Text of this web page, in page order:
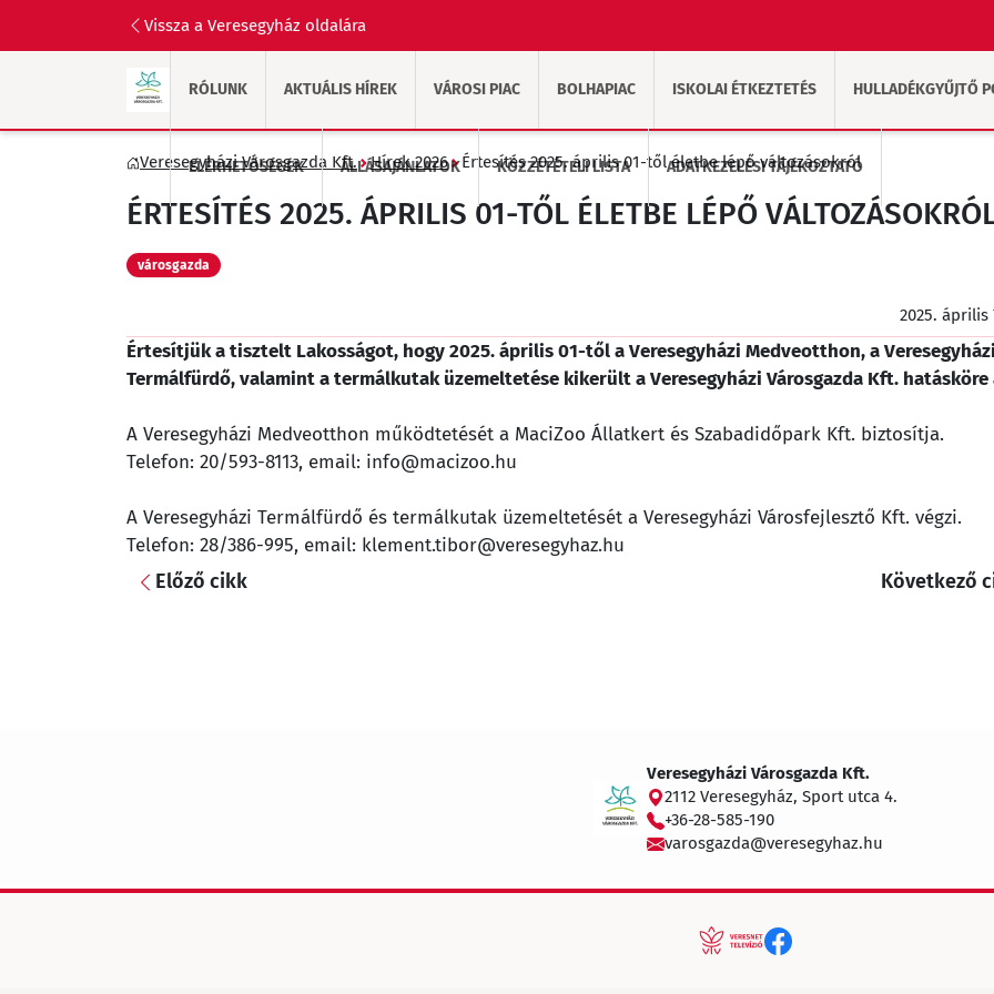
Vissza a Veresegyház oldalára
RÓLUNK AKTUÁLIS HÍREK VÁROSI PIAC BOLHAPIAC ISKOLAI ÉTKEZTETÉS HULLADÉKGYŰJTŐ
ELÉRHETŐSÉGEK ÁLLÁSAJÁNLATOK KÖZZÉTÉTELI LISTA ADATKEZELÉSI TÁJÉKOZTATÓ
Veresegyházi Városgazda Kft. Hírek 2026 Értesítés 2025. április 01-től életbe lépő változásokról
ÉRTESÍTÉS 2025. ÁPRILIS 01-TŐL ÉLETBE LÉPŐ
városgazda
2025. április
Értesítjük a tisztelt Lakosságot, hogy 2025. április 01-től a Veresegyházi Medveotthon, a
Termálfürdő, valamint a termálkutak üzemeltetése kikerült a Veresegyházi Városgazda Kft. hatásköre
A Veresegyházi Medveotthon működtetését a MaciZoo Állatkert és Szabadidőpark Kft. biztosítja.
Telefon: 20/593-8113, email: info@macizoo.hu
A Veresegyházi Termálfürdő és termálkutak üzemeltetését a Veresegyházi Városfejlesztő Kft. végzi.
Telefon: 28/386-995, email: klement.tibor@veresegyhaz.hu
Előző cikk Következő
Veresegyházi Városgazda Kft.
2112 Veresegyház, Sport utca 4.
+36-28-585-190
varosgazda@veresegyhaz.hu